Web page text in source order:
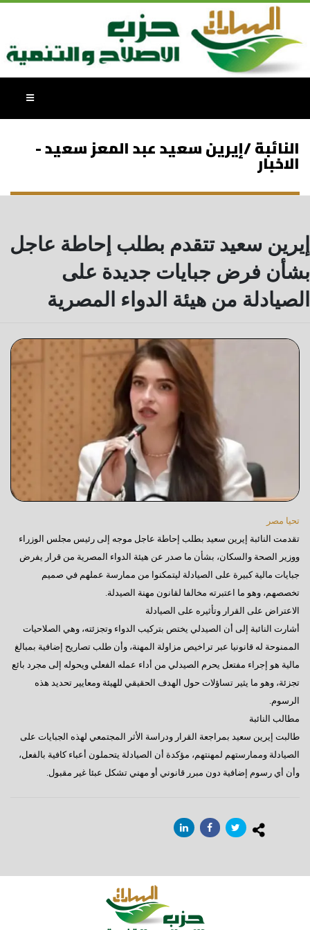
النائبة /إيرين سعيد عبد المعز سعيد -
الاخبار
إيرين سعيد تتقدم بطلب إحاطة عاجل
بشأن فرض جبايات جديدة على
الصيادلة من هيئة الدواء المصرية
تحيا مصر
تقدمت النائبة إيرين سعيد بطلب إحاطة عاجل موجه إلى رئيس مجلس الوزراء
ووزير الصحة والسكان، بشأن ما صدر عن هيئة الدواء المصرية من قرار يفرض
جبايات مالية كبيرة على الصيادلة ليتمكنوا من ممارسة عملهم في صميم
تخصصهم، وهو ما اعتبرته مخالفا لقانون مهنة الصيدلة.
الاعتراض على القرار وتأثيره على الصيادلة
أشارت النائبة إلى أن الصيدلي يختص بتركيب الدواء وتجزئته، وهي الصلاحيات
الممنوحة له قانونيا عبر تراخيص مزاولة المهنة، وأن طلب تصاريح إضافية بمبالغ
مالية هو إجراء مفتعل يحرم الصيدلي من أداء عمله الفعلي ويحوله إلى مجرد بائع
تجزئة، وهو ما يثير تساؤلات حول الهدف الحقيقي للهيئة ومعايير تحديد هذه
الرسوم.
مطالب النائبة
طالبت إيرين سعيد بمراجعة القرار ودراسة الأثر المجتمعي لهذه الجبايات على
الصيادلة وممارستهم لمهنتهم، مؤكدة أن الصيادلة يتحملون أعباء كافية بالفعل،
وأن أي رسوم إضافية دون مبرر قانوني أو مهني تشكل عبئا غير مقبول.